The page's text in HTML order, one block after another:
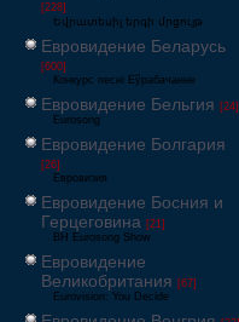
[228]
Եվրատեսիլ երգի մրցույթ
Евровидение Беларусь
[600]
Конкурс песні Еўрабачанне
Евровидение Бельгия [24]
Eurosong
Евровидение Болгария
[26]
Евровизия
Евровидение Босния и
Герцеговина [21]
BH Eurosong Show
Евровидение
Великобритания [67]
Eurovision: You Decide